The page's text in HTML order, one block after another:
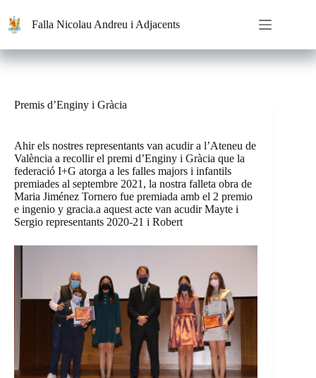
contenido
Falla Nicolau Andreu i Adjacents
Premis d’Enginy i Gràcia
Ahir els nostres representants van acudir a l’Ateneu de
València a recollir el premi d’Enginy i Gràcia que la
federació I+G atorga a les falles majors i infantils
premiades al septembre 2021, la nostra falleta obra de
Maria Jiménez Tornero fue premiada amb el 2 premio
e ingenio y gracia.a aquest acte van acudir Mayte i
Sergio representants 2020-21 i Robert